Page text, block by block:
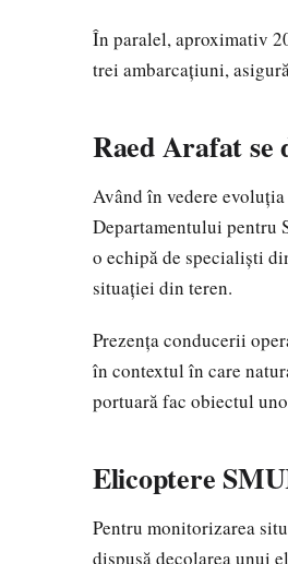
În paralel, aproximativ
trei ambarcațiuni,
Raed Arafat se
Având în vedere
Departamentului pentru
o echipă de specialiști
situației din teren.
Prezența conducerii
în contextul în care
portuară fac obiectul
Elicoptere
Pentru monitorizarea
dispusă decolarea unui